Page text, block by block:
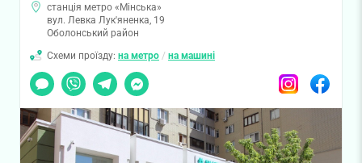
станція метро «Мінська»
вул. Левка Лук'яненка, 19
Оболонський район
Схеми проїзду: на метро / на машині
Чат
Viber TelegramMessenger InstagramFacebook